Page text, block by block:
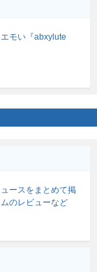
モい『abxylute
ースをまとめて掲
のレビューなど